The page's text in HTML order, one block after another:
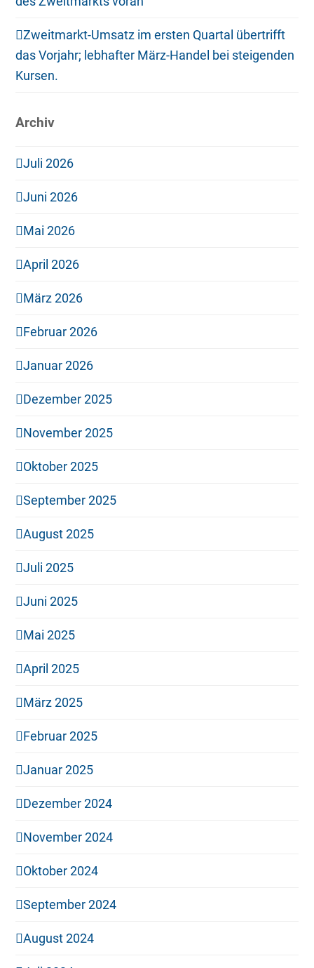
Zweitmarkt-Umsatz im ersten Quartal übertrifft
das Vorjahr; lebhafter März-Handel bei steigenden
Kursen.
Archiv
Juli 2026
Juni 2026
Mai 2026
April 2026
März 2026
Februar 2026
Januar 2026
Dezember 2025
November 2025
Oktober 2025
September 2025
August 2025
Juli 2025
Juni 2025
Mai 2025
April 2025
März 2025
Februar 2025
Januar 2025
Dezember 2024
November 2024
Oktober 2024
September 2024
August 2024